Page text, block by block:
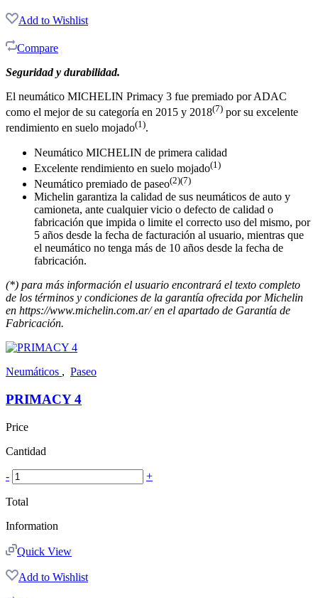
Add to Wishlist
Compare
Seguridad y durabilidad.
El neumático MICHELIN Primacy 3 fue premiado por ADAC
como el mejor de su categoría en 2015 y 2018(7) por su excelente
rendimiento en suelo mojado(1).
Neumático MICHELIN de primera calidad
Excelente rendimiento en suelo mojado(1)
Neumático premiado de paseo(2)(7)
Michelin garantiza la calidad de sus neumáticos de auto y
camioneta, ante cualquier vicio o defecto de calidad o
fabricación que impida o limite el correcto uso del mismo, por
5 años desde la fecha de facturación al usuario, mientras que
el neumático no tenga más de 10 años desde la fecha de
fabricación.
(*) para más información el usuario encontrará el texto completo
de los términos y condiciones de la garantía ofrecida por Michelin
en https://www.michelin.com.ar/ en el apartado de Garantía de
Fabricación.
Neumáticos , Paseo
PRIMACY 4
Price
Cantidad
- +
Total
Information
Quick View
Add to Wishlist